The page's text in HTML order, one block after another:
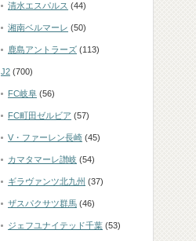
清水エスパルス (44)
湘南ベルマーレ (50)
鹿島アントラーズ (113)
J2 (700)
FC岐阜 (56)
FC町田ゼルビア (57)
V・ファーレン長崎 (45)
カマタマーレ讃岐 (54)
ギラヴァンツ北九州 (37)
ザスパクサツ群馬 (46)
ジェフユナイテッド千葉 (53)